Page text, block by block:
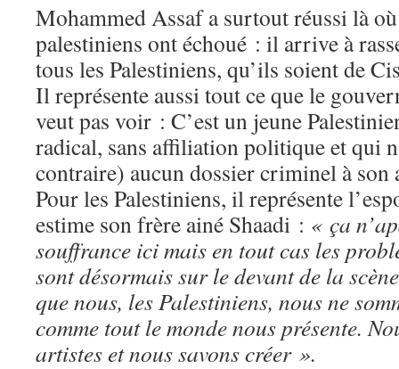
Mohammed Assaf a surtout réussi là
palestiniens ont échoué : il arrive à
tous les Palestiniens, qu’ils soient de
Il représente aussi tout ce que le
veut pas voir : C’est un jeune
radical, sans affiliation politique et qui
contraire) aucun dossier criminel à son
Pour les Palestiniens, il représente
estime son frère ainé Shaadi : « ça
souffrance ici mais en tout cas les
sont désormais sur le devant de la
que nous, les Palestiniens, nous ne
comme tout le monde nous présente.
artistes et nous savons créer ».